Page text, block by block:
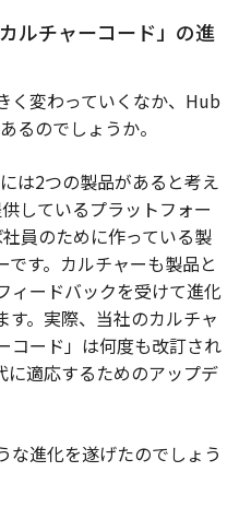
ルチャーコード」の進
く変わっていくなか、Hub
るのでしょうか。
は2つの製品があると考え
しているプラットフォー
員のために作っている製
す。カルチャーも製品と
ィードバックを受けて進化
す。実際、当社のカルチャ
コード」は何度も改訂され
に適応するためのアップデ
な進化を遂げたのでしょう